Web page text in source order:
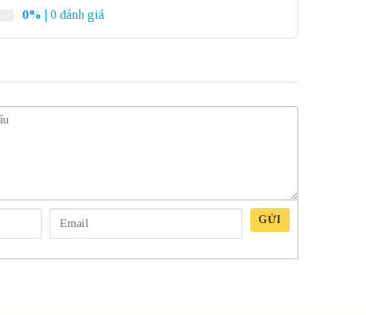
0% | 0 đánh giá
GỬI